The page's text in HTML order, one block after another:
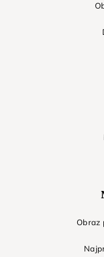
Obraz